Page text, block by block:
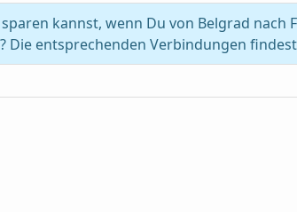
kannst, wenn Du von Belgrad nach
Die entsprechenden Verbindungen